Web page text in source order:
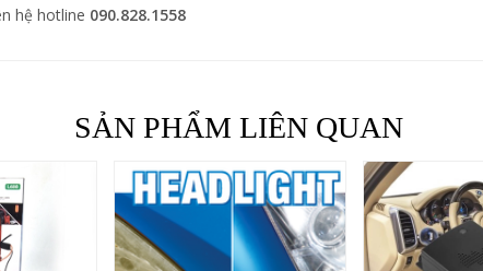
hệ hotline 090.828.1558
SẢN PHẨM LIÊN QUAN